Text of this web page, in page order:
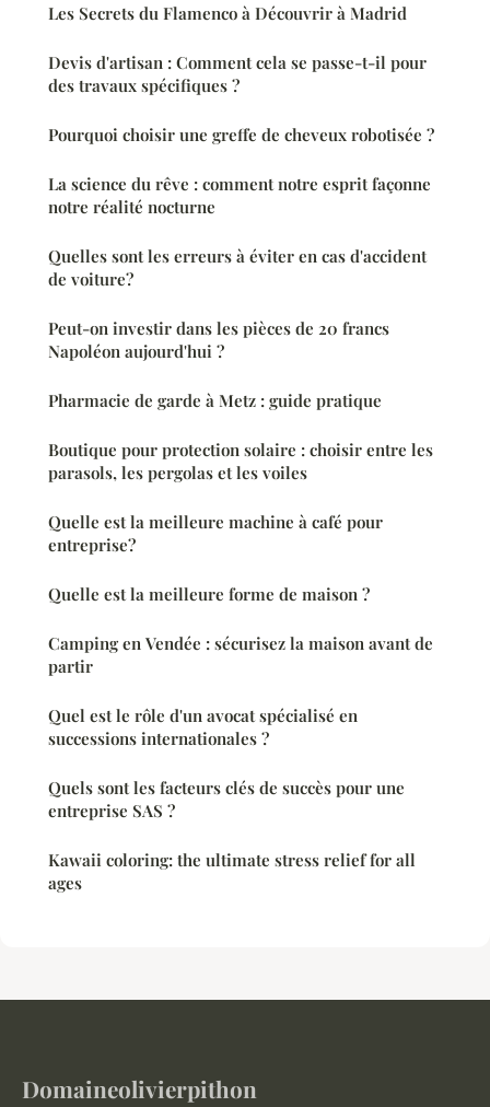
Les Secrets du Flamenco à Découvrir à Madrid
Devis d'artisan : Comment cela se passe-t-il pour
des travaux spécifiques ?
Pourquoi choisir une greffe de cheveux robotisée ?
La science du rêve : comment notre esprit façonne
notre réalité nocturne
Quelles sont les erreurs à éviter en cas d'accident
de voiture?
Peut-on investir dans les pièces de 20 francs
Napoléon aujourd'hui ?
Pharmacie de garde à Metz : guide pratique
Boutique pour protection solaire : choisir entre les
parasols, les pergolas et les voiles
Quelle est la meilleure machine à café pour
entreprise?
Quelle est la meilleure forme de maison ?
Camping en Vendée : sécurisez la maison avant de
partir
Quel est le rôle d'un avocat spécialisé en
successions internationales ?
Quels sont les facteurs clés de succès pour une
entreprise SAS ?
Kawaii coloring: the ultimate stress relief for all
ages
Domaineolivierpithon